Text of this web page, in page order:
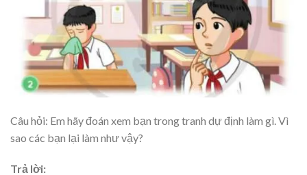
Câu hỏi: Em hãy đoán xem bạn trong tranh dự định làm gì. Vì
sao các bạn lại làm như vậy?
Trả lời: